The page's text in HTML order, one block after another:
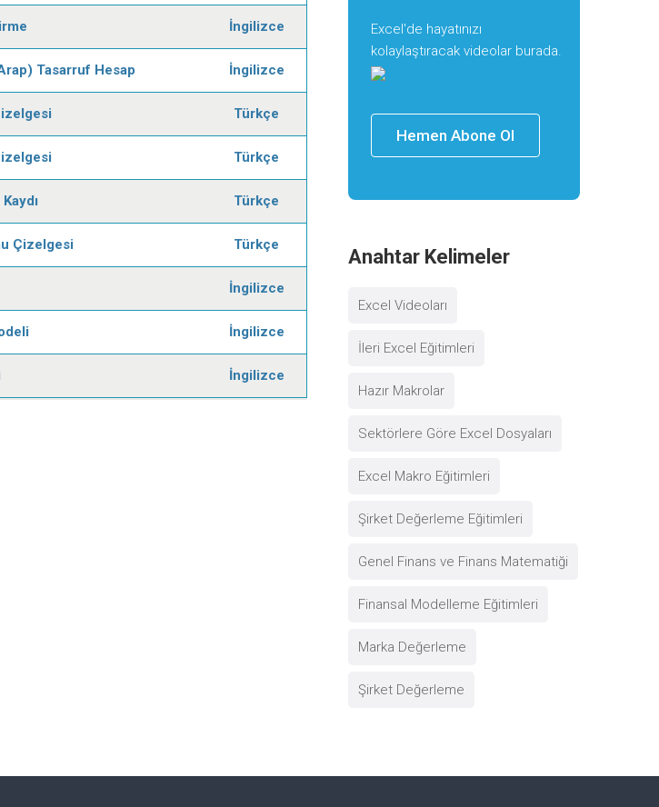
İngilizce
Tasarruf Hesap İngilizce
Türkçe
Türkçe
Türkçe
Çizelgesi Türkçe
İngilizce
İngilizce
İngilizce
Excel'de hayatınızı
kolaylaştıracak videolar burada.
Hemen Abone Ol
Anahtar Kelimeler
Excel Videoları
İleri Excel Eğitimleri
Hazır Makrolar
Sektörlere Göre Excel Dosyaları
Excel Makro Eğitimleri
Şirket Değerleme Eğitimleri
Genel Finans ve Finans Matematiği
Finansal Modelleme Eğitimleri
Marka Değerleme
Şirket Değerleme